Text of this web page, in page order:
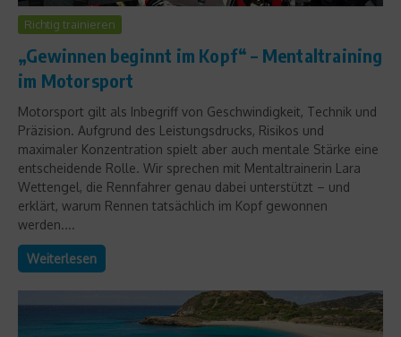
Richtig trainieren
„Gewinnen beginnt im Kopf“ – Mentaltraining
im Motorsport
Motorsport gilt als Inbegriff von Geschwindigkeit, Technik und
Präzision. Aufgrund des Leistungsdrucks, Risikos und
maximaler Konzentration spielt aber auch mentale Stärke eine
entscheidende Rolle. Wir sprechen mit Mentaltrainerin Lara
Wettengel, die Rennfahrer genau dabei unterstützt – und
erklärt, warum Rennen tatsächlich im Kopf gewonnen
werden....
Weiterlesen